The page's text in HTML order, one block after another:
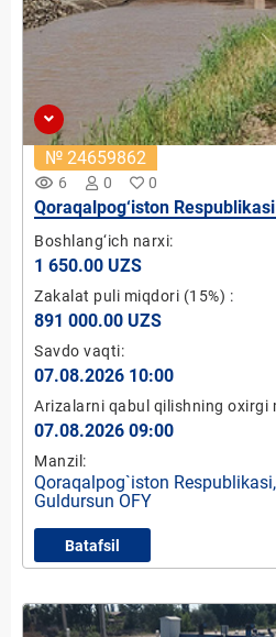
remove_red_eye 6 0 0
№ 24659862
Qoraqalpog‘iston
Guldursun OFY hududidan o`tgan Qirqqiz kanalida
mikro GES-2 qurish loyihasi
Boshlang‘ich narxi:
1 650.00 UZS
Zakalat puli miqdori (15%) :
891 000.00 UZS
Savdo vaqti:
07.08.2026 10:00
Arizalarni qabul qilishning oxirgi
07.08.2026 09:00
Manzil:
Qoraqalpog`iston
Guldursun OFY
Batafsil